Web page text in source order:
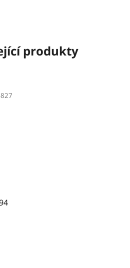
produkty